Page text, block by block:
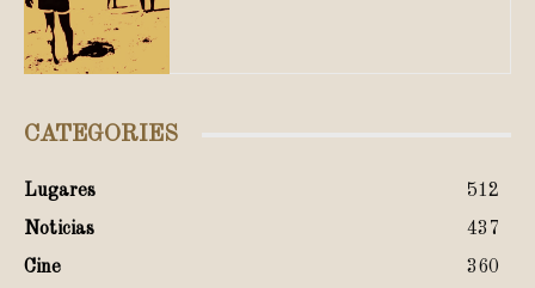
CATEGORIES
Lugares
512
Noticias
437
Cine
360